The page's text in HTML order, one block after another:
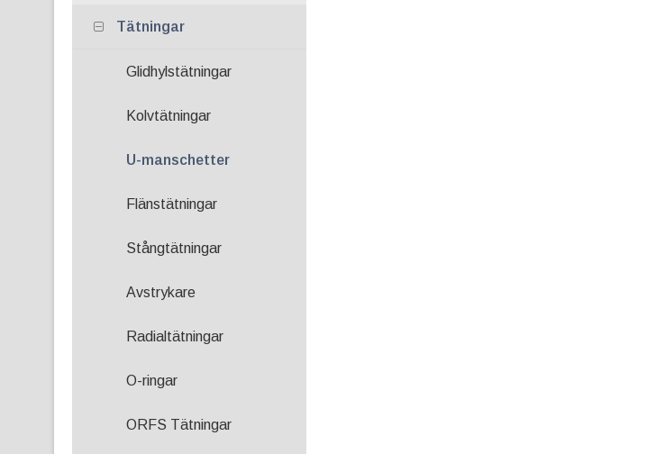
Tätningar
Glidhylstätningar
Kolvtätningar
U-manschetter
Flänstätningar
Stångtätningar
Avstrykare
Radialtätningar
O-ringar
ORFS Tätningar